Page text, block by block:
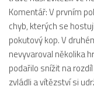
Komentář: V prvním
chyb, kterých se
pokutový kop. V
nevyvaroval několika
podařilo snížit na
zvládli a vítězství si